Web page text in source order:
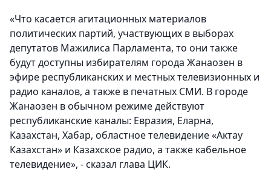
«Что касается агитационных материалов
политических партий, участвующих в выборах
депутатов Мажилиса Парламента, то они также
будут доступны избирателям города Жанаозен в
эфире республиканских и местных телевизионных и
радио каналов, а также в печатных СМИ. В городе
Жанаозен в обычном режиме действуют
республиканские каналы: Евразия, Еларна,
Казахстан, Хабар, областное телевидение «Актау
Казахстан» и Казахское радио, а также кабельное
телевидение», - сказал глава ЦИК.